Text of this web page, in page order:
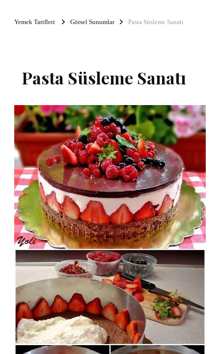
Yemek Tarifleri Görsel Sunumlar Pasta Süsleme Sanatı
Pasta Süsleme Sanatı